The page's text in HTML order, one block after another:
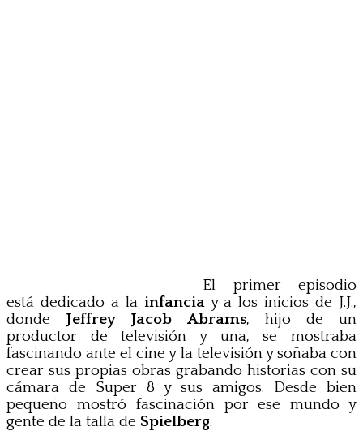
El primer episodio
está dedicado a la infanciay a los inicios de J.J.,
donde Jeffrey Jacob Abrams, hijo de un
productor de televisión y una, se mostraba
fascinando ante el cine y la televisión y soñaba con
crear sus propias obras grabando historias con su
cámara de Super 8 y sus amigos. Desde bien
pequeño mostró fascinación por ese mundo y
gente de la talla de Spielberg.